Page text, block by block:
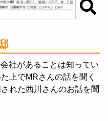
社があることは知ってい
上でMRさんの話を聞く
れた西川さんのお話を聞